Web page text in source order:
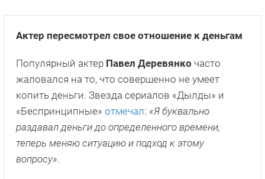
Актер пересмотрел свое отношение к деньгам
Популярный актер Павел Деревянко часто
жаловался на то, что совершенно не умеет
копить деньги. Звезда сериалов «Дылды» и
«Беспринципные» отмечал: «Я буквально
раздавал деньги до определенного времени,
теперь меняю ситуацию и подход к этому
вопросу».